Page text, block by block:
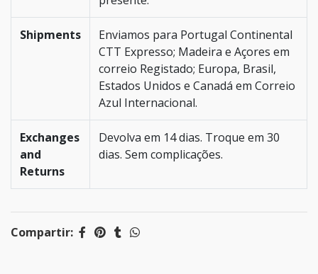
Shipments
Enviamos para Portugal Continental
CTT Expresso; Madeira e Açores em
correio Registado; Europa, Brasil,
Estados Unidos e Canadá em Correio
Azul Internacional.
Exchanges
and
Returns
Devolva em 14 dias. Troque em 30
dias. Sem complicações.
Compartir: